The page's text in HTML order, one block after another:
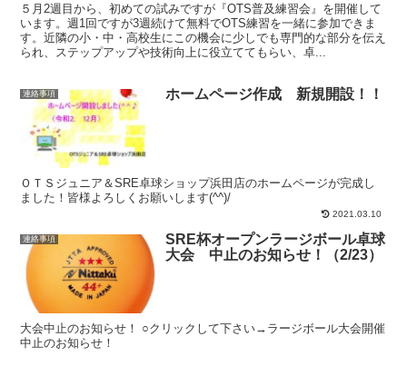
５月2週目から、初めての試みですが『OTS普及練習会』を開催して
います。週1回ですが3週続けて無料でOTS練習を一緒に参加できま
す。近隣の小・中・高校生にこの機会に少しでも専門的な部分を伝え
られ、ステップアップや技術向上に役立ててもらい、卓...
連絡事項 ホームページ作成 新規開設！！
ＯＴＳジュニア＆SRE卓球ショップ浜田店のホームページが完成し
ました！皆様よろしくお願いします(^^)/
2021.03.10
連絡事項
SRE杯オープンラージボール卓球
大会 中止のお知らせ！（2/23）
大会中止のお知らせ！ ○クリックして下さい→ラージボール大会開催
中止のお知らせ！